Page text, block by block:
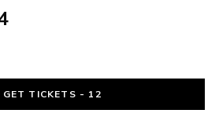
GET TICKETS - 12